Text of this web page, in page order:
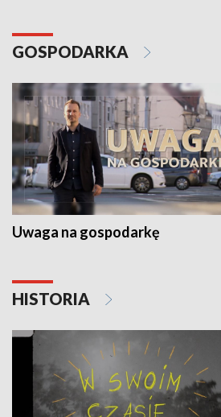
GOSPODARKA
Uwaga na gospodarkę
HISTORIA